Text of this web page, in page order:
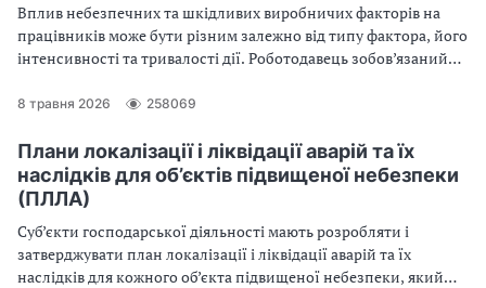
Вплив небезпечних та шкідливих виробничих факторів на
працівників може бути різним залежно від типу фактора, його
інтенсивності та тривалості дії. Роботодавець зобов’язаний
мінімізувати їхній вплив до гранично-допустимих значень,
технічній документації. Які саме вирізняють шкідливі
виробничі фактори та які застосовують засоби захисту від них
— далі у статті
8 травня 2026 258069
Плани локалізації і ліквідації аварій та їх
наслідків для об’єктів підвищеної небезпеки
(ПЛЛА)
Суб’єкти господарської діяльності мають розробляти і
затверджувати план локалізації і ліквідації аварій та їх
наслідків для кожного об’єкта підвищеної небезпеки, який